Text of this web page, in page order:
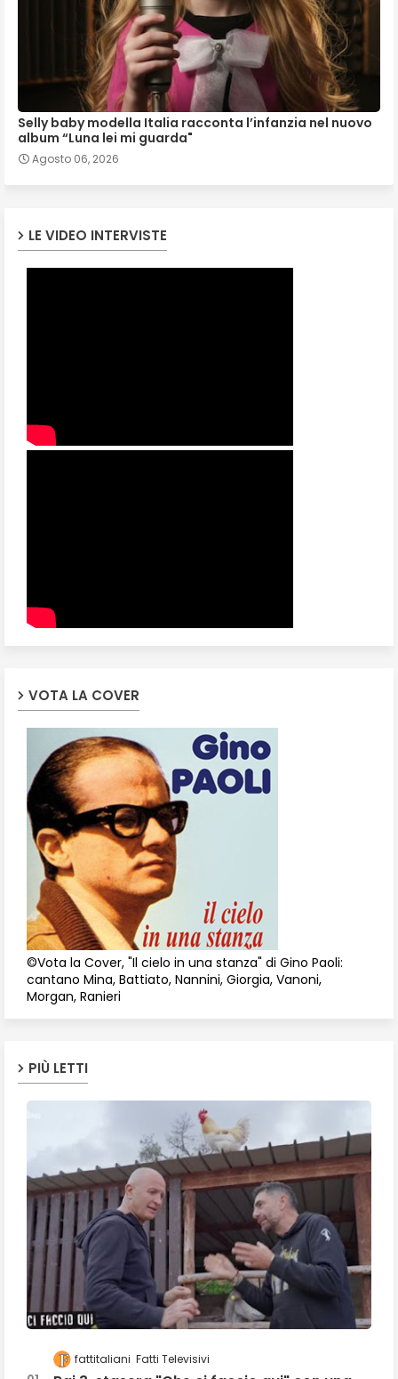
Selly baby modella Italia racconta l’infanzia nel nuovo
album “Luna lei mi guarda"
Agosto 06, 2026
LE VIDEO INTERVISTE
VOTA LA COVER
©Vota la Cover, "Il cielo in una stanza" di Gino Paoli:
cantano Mina, Battiato, Nannini, Giorgia, Vanoni,
Morgan, Ranieri
PIÙ LETTI
fattitaliani Fatti Televisivi